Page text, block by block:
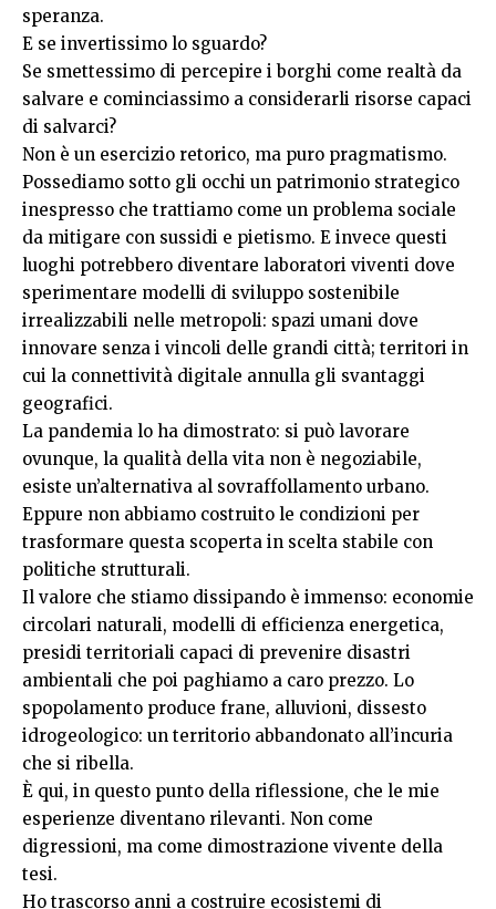
speranza.
E se invertissimo lo sguardo?
Se smettessimo di percepire i borghi come realtà da
salvare e cominciassimo a considerarli risorse capaci
di salvarci?
Non è un esercizio retorico, ma puro pragmatismo.
Possediamo sotto gli occhi un patrimonio strategico
inespresso che trattiamo come un problema sociale
da mitigare con sussidi e pietismo. E invece questi
luoghi potrebbero diventare laboratori viventi dove
sperimentare modelli di sviluppo sostenibile
irrealizzabili nelle metropoli: spazi umani dove
innovare senza i vincoli delle grandi città; territori in
cui la connettività digitale annulla gli svantaggi
geografici.
La pandemia lo ha dimostrato: si può lavorare
ovunque, la qualità della vita non è negoziabile,
esiste un’alternativa al sovraffollamento urbano.
Eppure non abbiamo costruito le condizioni per
trasformare questa scoperta in scelta stabile con
politiche strutturali.
Il valore che stiamo dissipando è immenso: economie
circolari naturali, modelli di efficienza energetica,
presidi territoriali capaci di prevenire disastri
ambientali che poi paghiamo a caro prezzo. Lo
spopolamento produce frane, alluvioni, dissesto
idrogeologico: un territorio abbandonato all’incuria
che si ribella.
È qui, in questo punto della riflessione, che le mie
esperienze diventano rilevanti. Non come
digressioni, ma come dimostrazione vivente della
tesi.
Ho trascorso anni a costruire ecosistemi di